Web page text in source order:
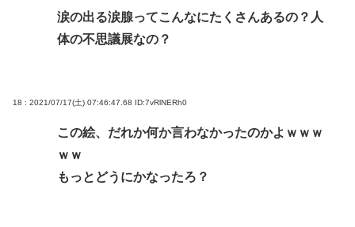
涙の出る涙腺ってこんなにたくさんあるの？人
体の不思議展なの？
18 : 2021/07/17(土) 07:46:47.68 ID:7vRlNERh0
この絵、だれか何か言わなかったのかよｗｗｗ
ｗｗ
もっとどうにかなったろ？